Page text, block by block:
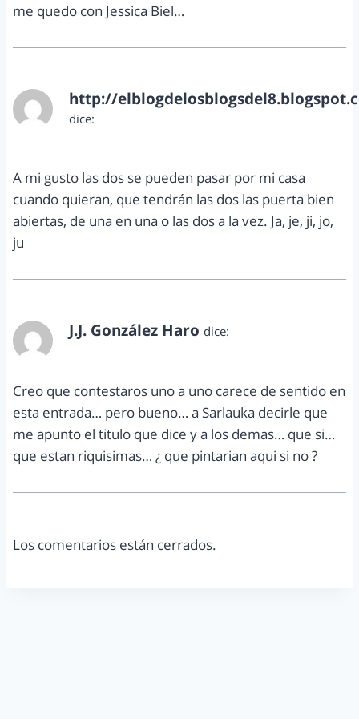
me quedo con Jessica Biel…
http://
dice:
A mi gusto las dos se pueden pasar por mi casa
cuando quieran, que tendrán las dos las puerta bien
abiertas, de una en una o las dos a la vez. Ja, je, ji, jo,
ju
J.J. González Haro dice:
Creo que contestaros uno a uno carece de sentido en
esta entrada… pero bueno… a Sarlauka decirle que
me apunto el titulo que dice y a los demas… que si…
que estan riquisimas… ¿ que pintarian aqui si no ?
Los comentarios están cerrados.